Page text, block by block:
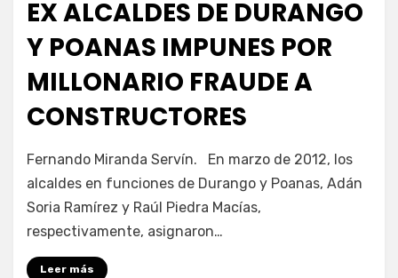
EX ALCALDES DE DURANGO
Y POANAS IMPUNES POR
MILLONARIO FRAUDE A
CONSTRUCTORES
Enrique
Fernando Miranda Servín. En marzo de 2012, los
alcaldes en funciones de Durango y Poanas, Adán
Soria Ramírez y Raúl Piedra Macías,
respectivamente, asignaron…
Leer más